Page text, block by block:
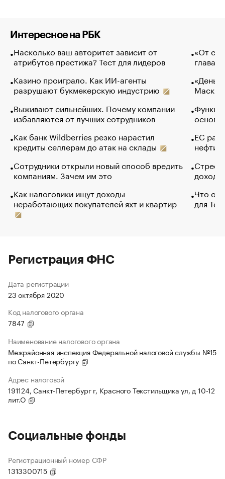
Интересное на РБК
Насколько ваш авторитет зависит от
атрибутов престижа? Тест для лидеров
Казино проиграло. Как ИИ-агенты
разрушают букмекерскую индустрию
Выживают сильнейших. Почему компании
избавляются от лучших сотрудников
Как банк Wildberries резко нарастил
кредиты селлерам до атак на склады
Сотрудники открыли новый способ вредить
компаниям. Зачем им это
Как налоговики ищут доходы
неработающих покупателей яхт и квартир
«От
глава
Маск в
основ
ЕС
нефти
Что
для
Регистрация ФНС
Дата регистрации
23 октября 2020
Код налогового органа
7847
Наименование налогового органа
Межрайонная инспекция Федеральной налоговой службы №15
по Санкт-Петербургу
Адрес налоговой
191124, Санкт-Петербург г, Красного Текстильщика ул, д 10-12
лит.О
Социальные фонды
Регистрационный номер СФР
1313300715